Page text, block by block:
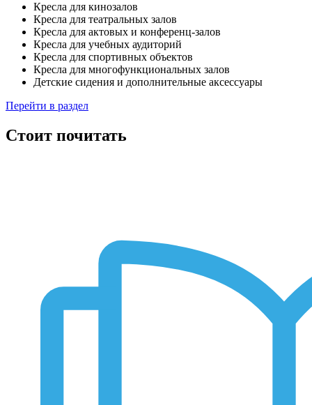
Кресла для кинозалов
Кресла для театральных залов
Кресла для актовых и конференц-залов
Кресла для учебных аудиторий
Кресла для спортивных объектов
Кресла для многофункциональных залов
Детские сидения и дополнительные аксессуары
Перейти в раздел
Стоит почитать